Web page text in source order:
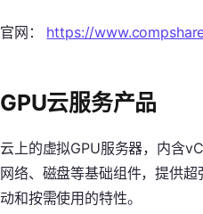
官网： https://
GPU云服务产品
云上的虚拟GPU服务器，内含
网络、磁盘等基础组件，提供
动和按需使用的特性。